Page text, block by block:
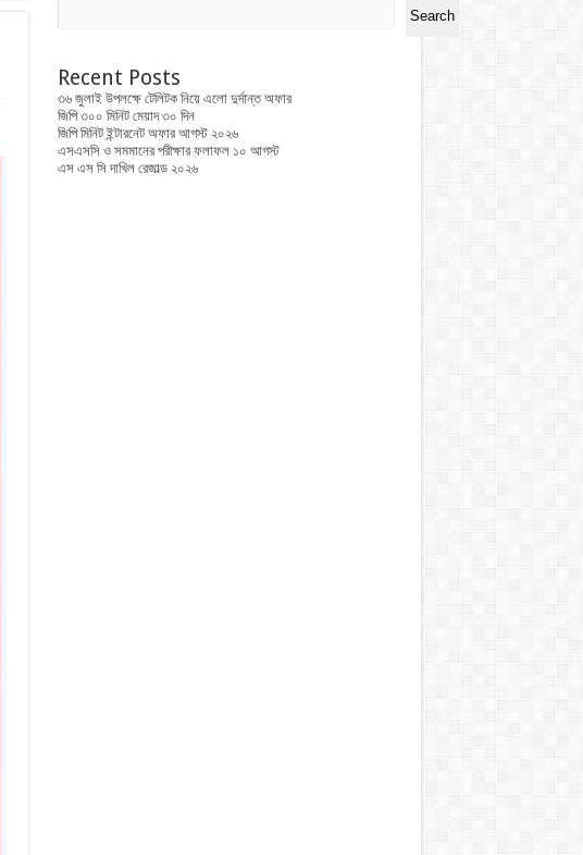
Search
Recent Posts
৩৬ জুলাই উপলক্ষে টেলিটক নিয়ে এলো দুর্দান্ত অফার
জিপি ৩০০ মিনিট মেয়াদ ৩০ দিন
জিপি মিনিট ইন্টারনেট অফার আগস্ট ২০২৬
এসএসসি ও সমমানের পরীক্ষার ফলাফল ১০ আগস্ট
এস এস সি দাখিল রেজাল্ড ২০২৬